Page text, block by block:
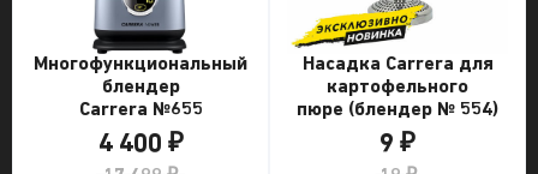
Многофункциональный
блендер
Carrera №655
4 400 ₽
Насадка Carrera для
картофельного
пюре (блендер № 554)
9 ₽